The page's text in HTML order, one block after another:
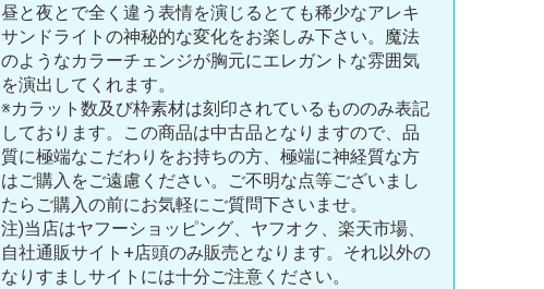
昼と夜とで全く違う表情を演じるとても稀少なアレキ
サンドライトの神秘的な変化をお楽しみ下さい。魔法
のようなカラーチェンジが胸元にエレガントな雰囲気
を演出してくれます。
※カラット数及び枠素材は刻印されているもののみ表記
しております。この商品は中古品となりますので、品
質に極端なこだわりをお持ちの方、極端に神経質な方
はご購入をご遠慮ください。ご不明な点等ございまし
たらご購入の前にお気軽にご質問下さいませ。
注)当店はヤフーショッピング、ヤフオク、楽天市場、
自社通販サイト+店頭のみ販売となります。それ以外の
なりすましサイトには十分ご注意ください。